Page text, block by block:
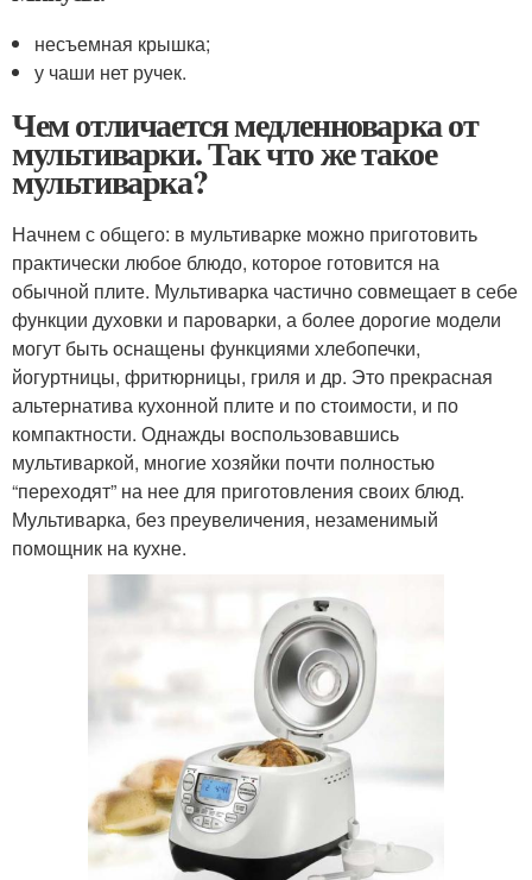
несъемная крышка;
у чаши нет ручек.
Чем отличается медленноварка от
мультиварки. Так что же такое
мультиварка?
Начнем с общего: в мультиварке можно приготовить
практически любое блюдо, которое готовится на
обычной плите. Мультиварка частично совмещает в себе
функции духовки и пароварки, а более дорогие модели
могут быть оснащены функциями хлебопечки,
йогуртницы, фритюрницы, гриля и др. Это прекрасная
альтернатива кухонной плите и по стоимости, и по
компактности. Однажды воспользовавшись
мультиваркой, многие хозяйки почти полностью
“переходят” на нее для приготовления своих блюд.
Мультиварка, без преувеличения, незаменимый
помощник на кухне.